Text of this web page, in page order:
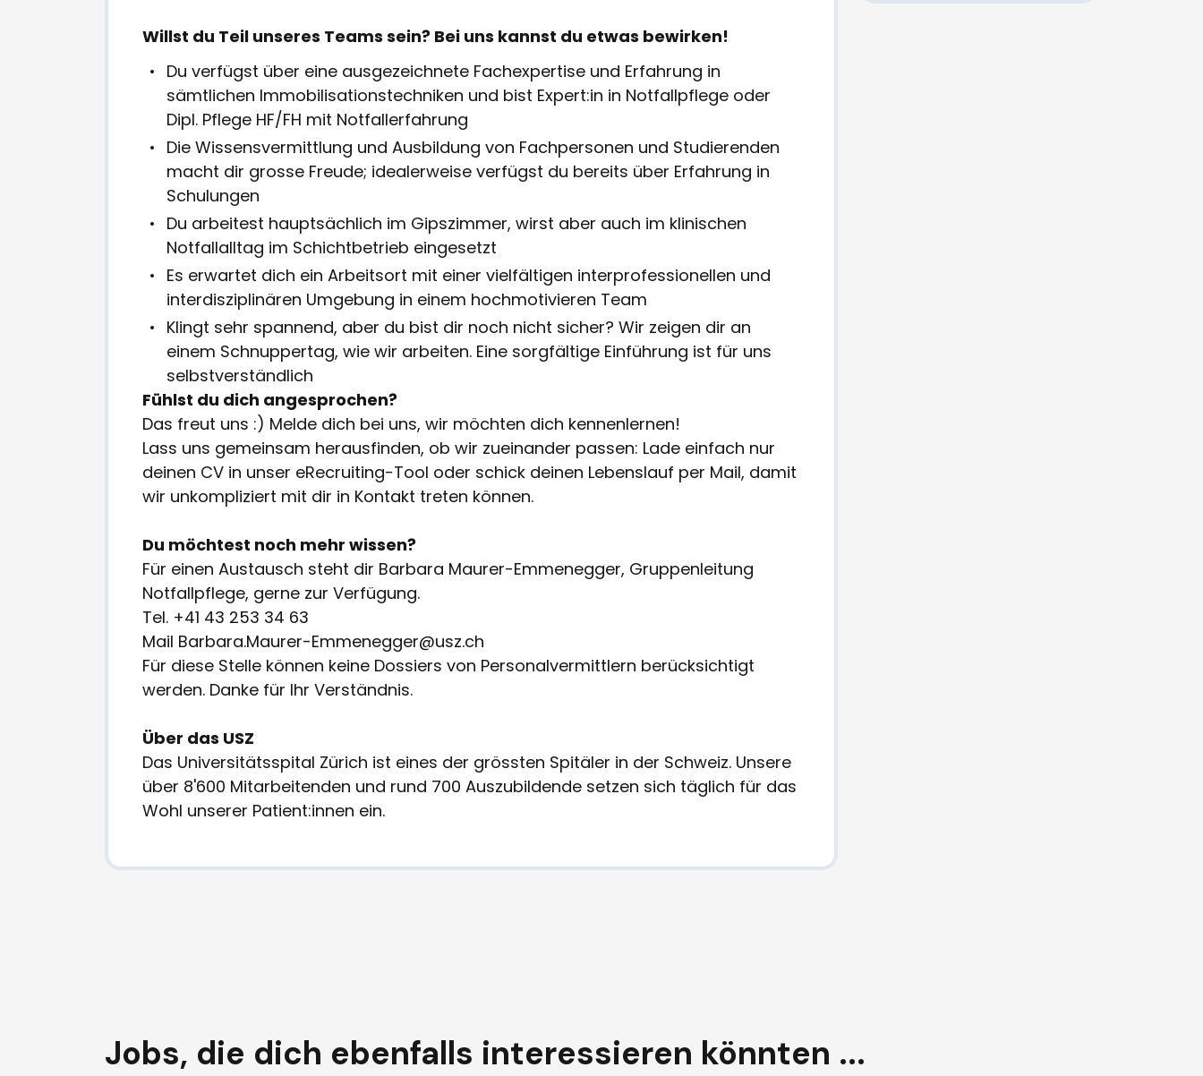
Willst du Teil unseres Teams sein? Bei uns kannst du etwas bewirken!
Du verfügst über eine ausgezeichnete Fachexpertise und Erfahrung in
sämtlichen Immobilisationstechniken und bist Expert:in in Notfallpflege oder
Dipl. Pflege HF/FH mit Notfallerfahrung
Die Wissensvermittlung und Ausbildung von Fachpersonen und Studierenden
macht dir grosse Freude; idealerweise verfügst du bereits über Erfahrung in
Schulungen
Du arbeitest hauptsächlich im Gipszimmer, wirst aber auch im klinischen
Notfallalltag im Schichtbetrieb eingesetzt
Es erwartet dich ein Arbeitsort mit einer vielfältigen interprofessionellen und
interdisziplinären Umgebung in einem hochmotivieren Team
Klingt sehr spannend, aber du bist dir noch nicht sicher? Wir zeigen dir an
einem Schnuppertag, wie wir arbeiten. Eine sorgfältige Einführung ist für uns
selbstverständlich
Fühlst du dich angesprochen?
Das freut uns :) Melde dich bei uns, wir möchten dich kennenlernen!
Lass uns gemeinsam herausfinden, ob wir zueinander passen: Lade einfach nur
deinen CV in unser eRecruiting-Tool oder schick deinen Lebenslauf per Mail, damit
wir unkompliziert mit dir in Kontakt treten können.
Du möchtest noch mehr wissen?
Für einen Austausch steht dir Barbara Maurer-Emmenegger, Gruppenleitung
Notfallpflege, gerne zur Verfügung.
Tel. +41 43 253 34 63
Mail Barbara.Maurer-Emmenegger@usz.ch
Für diese Stelle können keine Dossiers von Personalvermittlern berücksichtigt
werden. Danke für Ihr Verständnis.
Über das USZ
Das Universitätsspital Zürich ist eines der grössten Spitäler in der Schweiz. Unsere
über 8'600 Mitarbeitenden und rund 700 Auszubildende setzen sich täglich für das
Wohl unserer Patient:innen ein.
Jobs, die dich ebenfalls interessieren könnten ...